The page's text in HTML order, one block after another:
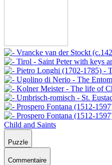
Puzzle
Commentaire